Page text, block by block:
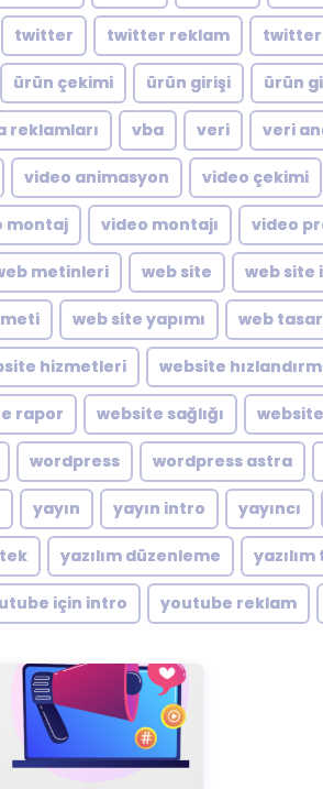
twitter twitter reklam
ürün çekimi ürün girişi ürün
reklamları vba veri veri
video animasyon video çekimi
montaj video montajı video
metinleri web site web site
web site yapımı web
hizmetleri website
rapor website sağlığı
wordpress wordpress astra
yayın yayın intro yayıncı
yazılım düzenleme
için intro youtube reklam